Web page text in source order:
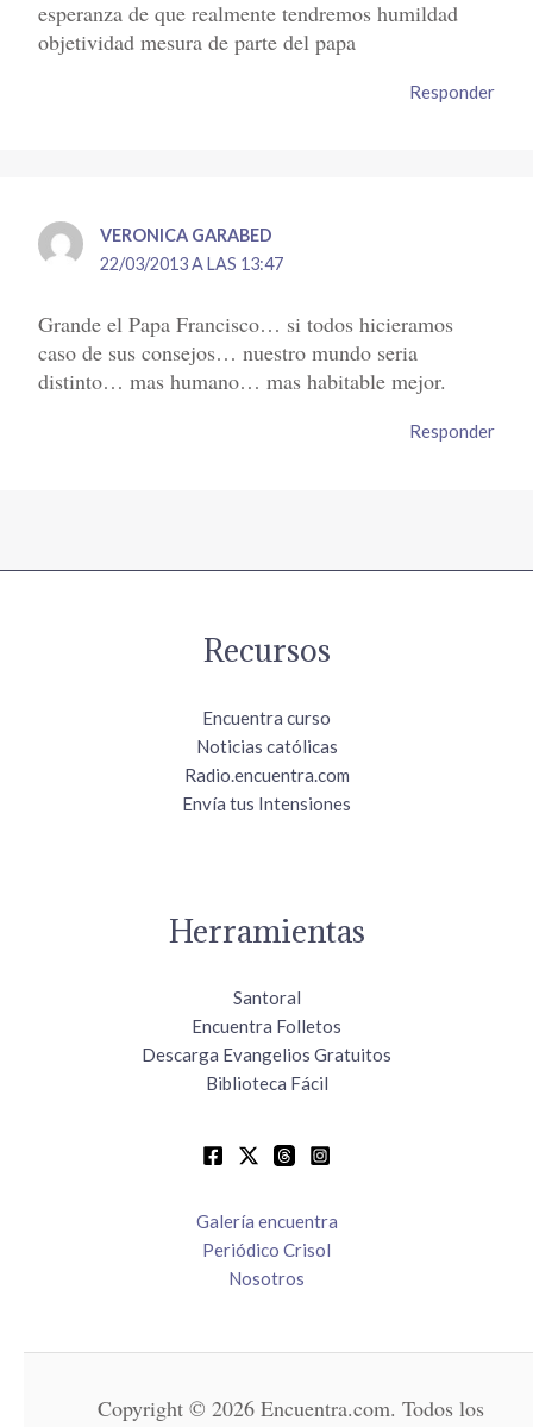
esperanza de que realmente tendremos humildad
objetividad mesura de parte del papa
Responder
VERONICA GARABED
22/03/2013 A LAS 13:47
Grande el Papa Francisco… si todos hicieramos
caso de sus consejos… nuestro mundo seria
distinto… mas humano… mas habitable mejor.
Responder
Recursos
Encuentra curso
Noticias católicas
Radio.encuentra.com
Envía tus Intensiones
Herramientas
Santoral
Encuentra Folletos
Descarga Evangelios Gratuitos
Biblioteca Fácil
Galería encuentra
Periódico Crisol
Nosotros
Copyright © 2026 Encuentra.com. Todos los